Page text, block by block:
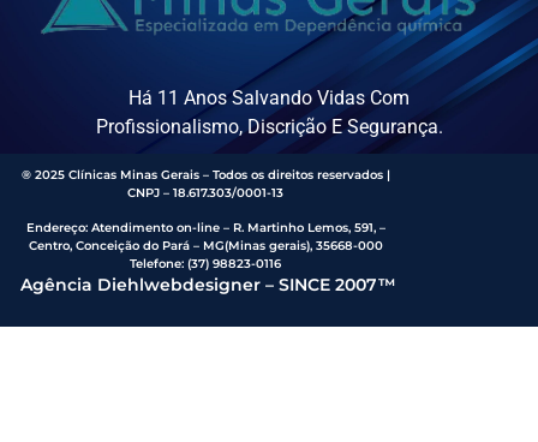
Há 11 Anos Salvando Vidas Com
Profissionalismo, Discrição E Segurança.
® 2025 Clínicas Minas Gerais – Todos os direitos reservados |
CNPJ – 18.617.303/0001-13
Endereço: Atendimento on-line – R. Martinho Lemos, 591, –
Centro, Conceição do Pará – MG(Minas gerais), 35668-000
Telefone:(37) 98823-0116
Agência Diehlwebdesigner – SINCE 2007™